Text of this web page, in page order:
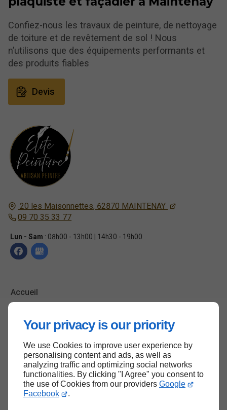
Your privacy is our priority
We use Cookies to improve user experience by
personalising content and ads, as well as
analyzing traffic and optimizing social networks
functionalities. By clicking "I Agree" you consent to
the use of Cookies from our providers Google
Facebook
.
20 les Maisonnettes, 62870 MAINTENAY
09 70 35 33 77
Lun - Sam : 08h00 - 13h00 | 14h30 - 19h00
Accueil
Mentions légales
Plan du site
Confiez-nous les travaux de peinture, de nettoyage
de toiture et de revêtement de sol ! Nous
n’utilisons que des équipements performants et
des produits fiables
Devis
Haut de page